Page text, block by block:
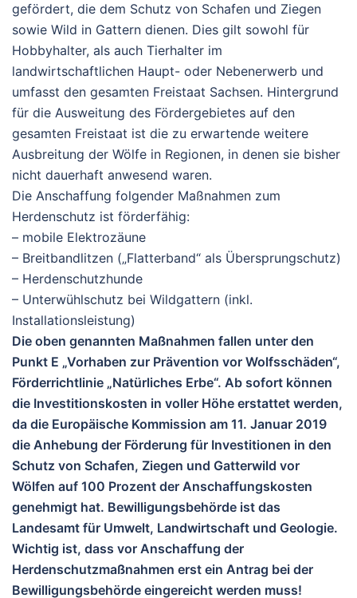
gefördert, die dem Schutz von Schafen und Ziegen
sowie Wild in Gattern dienen. Dies gilt sowohl für
Hobbyhalter, als auch Tierhalter im
landwirtschaftlichen Haupt- oder Nebenerwerb und
umfasst den gesamten Freistaat Sachsen. Hintergrund
für die Ausweitung des Fördergebietes auf den
gesamten Freistaat ist die zu erwartende weitere
Ausbreitung der Wölfe in Regionen, in denen sie bisher
nicht dauerhaft anwesend waren.
Die Anschaffung folgender Maßnahmen zum
Herdenschutz ist förderfähig:
– mobile Elektrozäune
– Breitbandlitzen („Flatterband“ als Übersprungschutz)
– Herdenschutzhunde
– Unterwühlschutz bei Wildgattern (inkl.
Installationsleistung)
Die oben genannten Maßnahmen fallen unter den
Punkt E „Vorhaben zur Prävention vor Wolfsschäden“,
Förderrichtlinie „Natürliches Erbe“. Ab sofort können
die Investitionskosten in voller Höhe erstattet werden,
da die Europäische Kommission am 11. Januar 2019
die Anhebung der Förderung für Investitionen in den
Schutz von Schafen, Ziegen und Gatterwild vor
Wölfen auf 100 Prozent der Anschaffungskosten
genehmigt hat. Bewilligungsbehörde ist das
Landesamt für Umwelt, Landwirtschaft und Geologie.
Wichtig ist, dass vor Anschaffung der
Herdenschutzmaßnahmen erst ein Antrag bei der
Bewilligungsbehörde eingereicht werden muss!